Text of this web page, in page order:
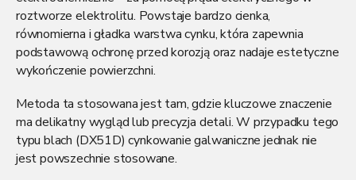
roztworze elektrolitu. Powstaje bardzo cienka,
równomierna i gładka warstwa cynku, która zapewnia
podstawową ochronę przed korozją oraz nadaje estetyczne
wykończenie powierzchni.
Metoda ta stosowana jest tam, gdzie kluczowe znaczenie
ma delikatny wygląd lub precyzja detali. W przypadku tego
typu blach (DX51D) cynkowanie galwaniczne jednak nie
jest powszechnie stosowane.